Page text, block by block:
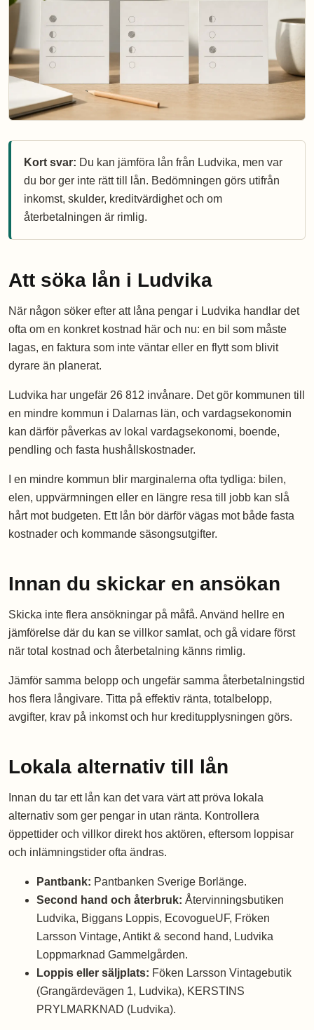
Kort svar: Du kan jämföra lån från Ludvika, men var
du bor ger inte rätt till lån. Bedömningen görs utifrån
inkomst, skulder, kreditvärdighet och om
återbetalningen är rimlig.
Att söka lån i Ludvika
När någon söker efter att låna pengar i Ludvika handlar det
ofta om en konkret kostnad här och nu: en bil som måste
lagas, en faktura som inte väntar eller en flytt som blivit
dyrare än planerat.
Ludvika har ungefär 26 812 invånare. Det gör kommunen till
en mindre kommun i Dalarnas län, och vardagsekonomin
kan därför påverkas av lokal vardagsekonomi, boende,
pendling och fasta hushållskostnader.
I en mindre kommun blir marginalerna ofta tydliga: bilen,
elen, uppvärmningen eller en längre resa till jobb kan slå
hårt mot budgeten. Ett lån bör därför vägas mot både fasta
kostnader och kommande säsongsutgifter.
Innan du skickar en ansökan
Skicka inte flera ansökningar på måfå. Använd hellre en
jämförelse där du kan se villkor samlat, och gå vidare först
när total kostnad och återbetalning känns rimlig.
Jämför samma belopp och ungefär samma återbetalningstid
hos flera långivare. Titta på effektiv ränta, totalbelopp,
avgifter, krav på inkomst och hur kreditupplysningen görs.
Lokala alternativ till lån
Innan du tar ett lån kan det vara värt att pröva lokala
alternativ som ger pengar in utan ränta. Kontrollera
öppettider och villkor direkt hos aktören, eftersom loppisar
och inlämningstider ofta ändras.
Pantbank: Pantbanken Sverige Borlänge.
Second hand och återbruk: Återvinningsbutiken
Ludvika, Biggans Loppis, EcovogueUF, Fröken
Larsson Vintage, Antikt & second hand, Ludvika
Loppmarknad Gammelgården.
Loppis eller säljplats: Föken Larsson Vintagebutik
(Grangärdevägen 1, Ludvika), KERSTINS
PRYLMARKNAD (Ludvika).